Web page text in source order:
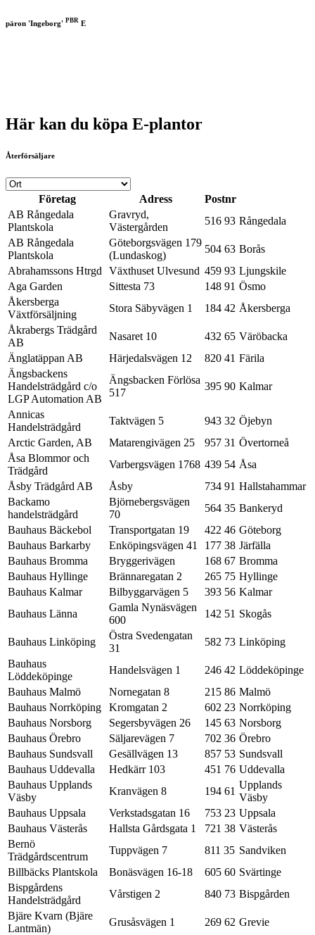
päron 'Ingeborg' PBR E
Här kan du köpa E-plantor
Återförsäljare
Företag Adress
Postnr
AB Rångedala
Plantskola
Gravryd,
Västergården
516 93 Rångedala
AB Rångedala
Plantskola
Göteborgsvägen 179
(Lundaskog)
504 63 Borås
Abrahamssons Htrgd
Växthuset Ulvesund 459 93 Ljungskile
Aga Garden
Sittesta 73 148 91 Ösmo
Åkersberga
Växtförsäljning
Stora Säbyvägen 1 184 42 Åkersberga
Åkrabergs Trädgård
AB
Nasaret 10 432 65 Väröbacka
Änglatäppan AB
Härjedalsvägen 12 820 41 Färila
Ängsbackens
Handelsträdgård c/o
LGP Automation AB
Ängsbacken Förlösa
517
395 90 Kalmar
Annicas
Handelsträdgård
Taktvägen 5 943 32 Öjebyn
Arctic Garden, AB
Matarengivägen 25 957 31 Övertorneå
Åsa Blommor och
Trädgård
Varbergsvägen 1768 439 54 Åsa
Åsby Trädgård AB
Åsby 734 91 Hallstahammar
Backamo
handelsträdgård
Björnebergsvägen
70
564 35 Bankeryd
Bauhaus Bäckebol
Transportgatan 19 422 46 Göteborg
Bauhaus Barkarby
Enköpingsvägen 41 177 38 Järfälla
Bauhaus Bromma
Bryggerivägen 168 67 Bromma
Bauhaus Hyllinge
Brännaregatan 2 265 75 Hyllinge
Bauhaus Kalmar
Bilbyggarvägen 5 393 56 Kalmar
Bauhaus Länna
Gamla Nynäsvägen
600
142 51 Skogås
Bauhaus Linköping
Östra Svedengatan
31
582 73 Linköping
Bauhaus
Löddeköpinge
Handelsvägen 1 246 42 Löddeköpinge
Bauhaus Malmö
Nornegatan 8 215 86 Malmö
Bauhaus Norrköping
Kromgatan 2 602 23 Norrköping
Bauhaus Norsborg
Segersbyvägen 26 145 63 Norsborg
Bauhaus Örebro
Säljarevägen 7 702 36 Örebro
Bauhaus Sundsvall
Gesällvägen 13 857 53 Sundsvall
Bauhaus Uddevalla
Hedkärr 103 451 76 Uddevalla
Bauhaus Upplands
Väsby
Kranvägen 8 194 61
Upplands
Väsby
Bauhaus Uppsala
Verkstadsgatan 16 753 23 Uppsala
Bauhaus Västerås
Hallsta Gårdsgata 1 721 38 Västerås
Bernö
Trädgårdscentrum
Tuppvägen 7 811 35 Sandviken
Billbäcks Plantskola
Bonäsvägen 16-18 605 60 Svärtinge
Bispgårdens
Handelsträdgård
Vårstigen 2 840 73 Bispgården
Bjäre Kvarn (Bjäre
Lantmän)
Grusåsvägen 1 269 62 Grevie